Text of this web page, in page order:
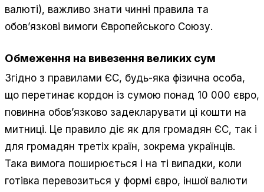
валюті), важливо знати чинні правила та
обов’язкові вимоги Європейського Союзу.
Обмеження на вивезення великих сум
Згідно з правилами ЄС, будь-яка фізична особа,
що перетинає кордон із сумою понад 10 000 євро,
повинна обов’язково задекларувати ці кошти на
митниці. Це правило діє як для громадян ЄС, так і
для громадян третіх країн, зокрема українців.
Така вимога поширюється і на ті випадки, коли
готівка перевозиться у формі євро, іншої валюти